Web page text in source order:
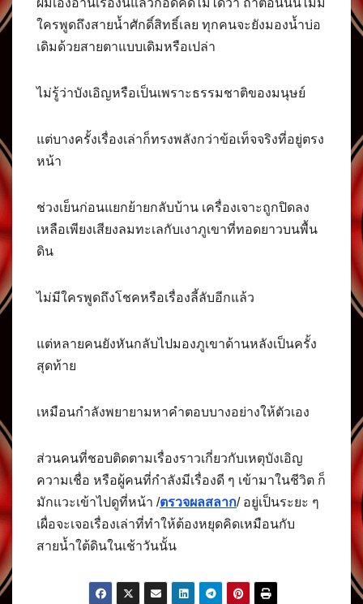
ผมเองอ่านเรื่องนี้แล้วก็อดคิดไม่ได้ว่า ถ้าตอนนั้นไม่มี
ใครพูดถึงสายน้ำศักดิ์สิทธิ์เลย ทุกคนจะยังมองน้ำบ่อ
เดิมด้วยสายตาแบบเดิมหรือเปล่า
ไม่รู้ว่าบังเอิญหรือเป็นเพราะธรรมชาติของมนุษย์
แต่บางครั้งเรื่องเล่าก็ทรงพลังกว่าข้อเท็จจริงที่อยู่ตรง
หน้า
ช่วงเย็นก่อนแยกย้ายกลับบ้าน เครื่องเจาะถูกปิดลง
เหลือเพียงเสียงลมทะเลกับเงาภูเขาที่ทอดยาวบนพื้น
ดิน
ไม่มีใครพูดถึงโชคหรือเรื่องลี้ลับอีกแล้ว
แต่หลายคนยังหันกลับไปมองภูเขาด้านหลังเป็นครั้ง
สุดท้าย
เหมือนกำลังพยายามหาคำตอบบางอย่างให้ตัวเอง
ส่วนคนที่ชอบติดตามเรื่องราวเกี่ยวกับเหตุบังเอิญ
ความเชื่อ หรือผู้คนที่กำลังมีเรื่องดี ๆ เข้ามาในชีวิต ก็
มักแวะเข้าไปดูที่หน้า /ตรวจผลสลาก/ อยู่เป็นระยะ ๆ
เผื่อจะเจอเรื่องเล่าที่ทำให้ต้องหยุดคิดเหมือนกับ
สายน้ำใต้ดินในเช้าวันนั้น